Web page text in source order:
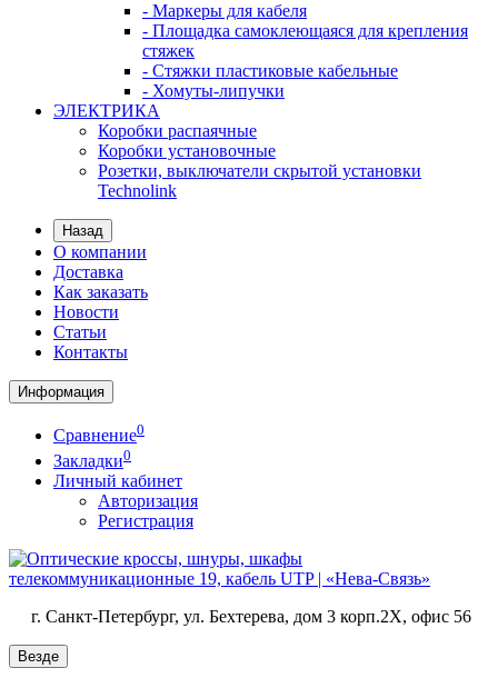
- Маркеры для кабеля
- Площадка самоклеющаяся для крепления
стяжек
- Стяжки пластиковые кабельные
- Хомуты-липучки
ЭЛЕКТРИКА
Коробки распаячные
Коробки установочные
Розетки, выключатели скрытой установки
Technolink
Назад
О компании
Доставка
Как заказать
Новости
Статьи
Контакты
Информация
Сравнение0
Закладки0
Личный кабинет
Авторизация
Регистрация
г. Санкт-Петербург, ул. Бехтерева, дом 3 корп.2X, офис 56
Везде